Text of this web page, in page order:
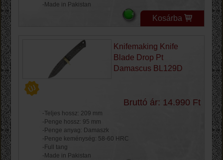
-Made in Pakistan
Kosárba
Knifemaking Knife
Blade Drop Pt
Damascus BL129D
Bruttó ár: 14.990 Ft
-Teljes hossz: 209 mm
-Penge hossz: 95 mm
-Penge anyag: Damaszk
-Penge keménység: 58-60 HRC
-Full tang
-Made in Pakistan